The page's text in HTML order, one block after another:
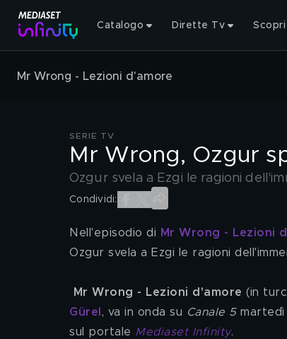
Catalogo Dirette Tv
Mr Wrong - Lezioni d'amore
SERIE TV
Mr Wrong, Ozgur
Ozgur svela a Ezgi le ragioni
Condividi:
Nell'episodio di Mr Wrong - Lezioni
Ozgur svela a Ezgi le ragioni
Mr Wrong - Lezioni d'amore (in
Gürel , va in onda su Canale 5 martedì
sul portale Mediaset Infinity.